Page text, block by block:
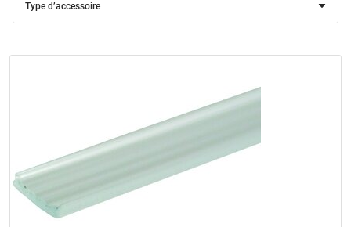
Type d’accessoire